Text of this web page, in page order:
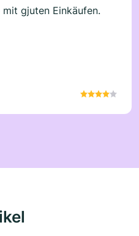
gjuten Einkäufen.